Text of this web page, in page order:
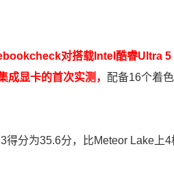
对搭载Intel酷睿Ultra 5
显卡的首次实测， 配备16个着
得分为35.6分，比Meteor Lake上